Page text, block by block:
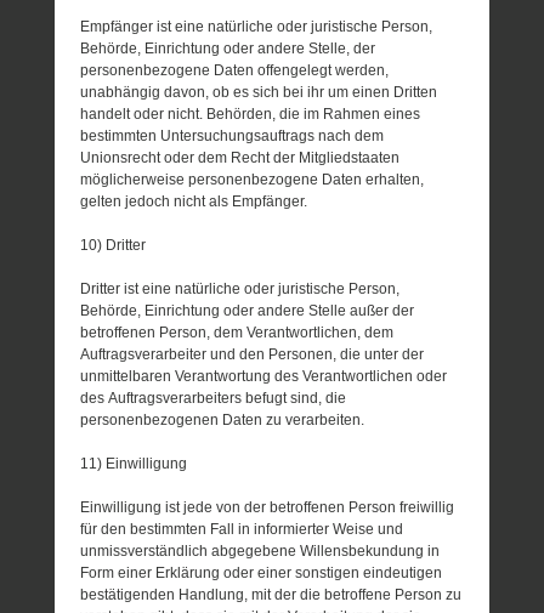
Empfänger ist eine natürliche oder juristische Person,
Behörde, Einrichtung oder andere Stelle, der
personenbezogene Daten offengelegt werden,
unabhängig davon, ob es sich bei ihr um einen Dritten
handelt oder nicht. Behörden, die im Rahmen eines
bestimmten Untersuchungsauftrags nach dem
Unionsrecht oder dem Recht der Mitgliedstaaten
möglicherweise personenbezogene Daten erhalten,
gelten jedoch nicht als Empfänger.
10) Dritter
Dritter ist eine natürliche oder juristische Person,
Behörde, Einrichtung oder andere Stelle außer der
betroffenen Person, dem Verantwortlichen, dem
Auftragsverarbeiter und den Personen, die unter der
unmittelbaren Verantwortung des Verantwortlichen oder
des Auftragsverarbeiters befugt sind, die
personenbezogenen Daten zu verarbeiten.
11) Einwilligung
Einwilligung ist jede von der betroffenen Person freiwillig
für den bestimmten Fall in informierter Weise und
unmissverständlich abgegebene Willensbekundung in
Form einer Erklärung oder einer sonstigen eindeutigen
bestätigenden Handlung, mit der die betroffene Person zu